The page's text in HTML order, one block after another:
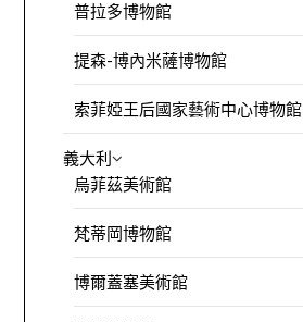
普拉多博物館
提森-博內米薩博物館
索菲婭王后國家藝術中心博物館
義大利
烏菲茲美術館
梵蒂岡博物館
博爾蓋塞美術館